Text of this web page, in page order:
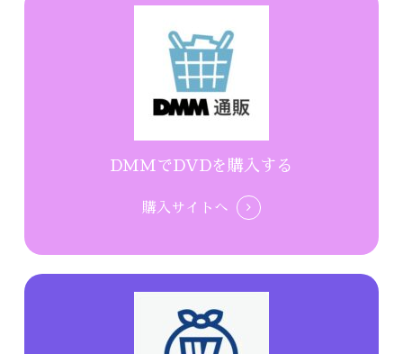
DMMでDVDを購入する
購入サイトへ